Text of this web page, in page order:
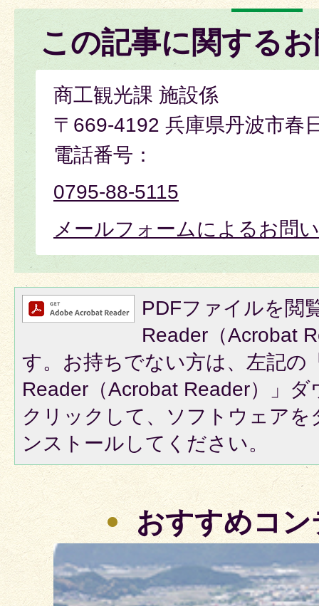
この記事に関する
商工観光課 施設係
〒669-4192 兵庫県丹波市春
電話番号：
0795-88-5115
メールフォームによるお問
PDFファイルを閲
Reader（Acrobat
す。お持ちでない方は、左記の
Reader（Acrobat Reader）」
クリックして、ソフトウェア
ンストールしてください。
おすすめコン
2
枚